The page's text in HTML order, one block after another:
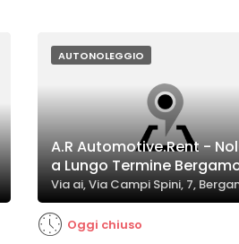
AUTONOLEGGIO
A.R Automotive.Rent -
a Lungo Termine
Via ai, Via Campi Spini, 7,
Oggi chiuso